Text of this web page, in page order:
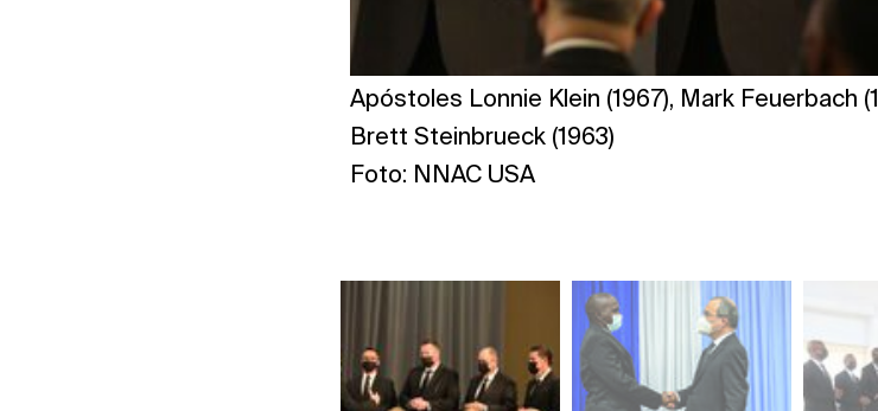
Apóstoles Lonnie Klein (1967), Mark Feuerbach
Brett Steinbrueck (1963)
Foto: NNAC USA